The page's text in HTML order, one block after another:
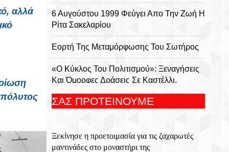
αλλά
6 Αυγούστου 1999 Φεύγει Απο Την Ζωή Η
Ρίτα Σακελαρίου
Eορτή Της Μεταμόρφωσης Του Σωτήρος
«Ο Κύκλος Του Πολιτισμού»: Ξεναγήσεις
Και Όμορφες Δράσεις Σε Καστέλλι,
Αφέντη Χριστού Στον Γιούχτα
ΣΑΣ ΠΡΟΤΕΙΝΟΥΜΕ
Ξεκίνησε η προετοιμασία για τις ζαχαρωτές
μαντινάδες στο μοναστήρι της